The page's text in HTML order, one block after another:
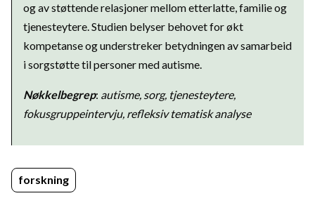
og av støttende relasjoner mellom etterlatte, familie og
tjenesteytere. Studien belyser behovet for økt
kompetanse og understreker betydningen av samarbeid
i sorgstøtte til personer med autisme.
Nøkkelbegrep: autisme, sorg, tjenesteytere,
fokusgruppeintervju, refleksiv tematisk analyse
forskning